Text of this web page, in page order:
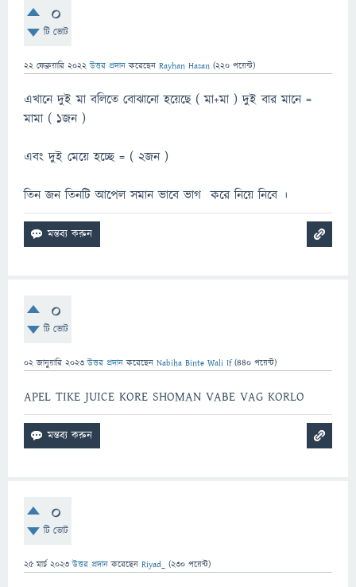
0
টি ভোট
22 ফেব্রুয়ারি 2022 উত্তর প্রদান করেছেন Rayhan Hasan (220 পয়েন্ট)
এখানে দুই মা বলিতে বোঝানো হয়েছে ( মা+মা ) দুই বার মানে =
মামা ( ১জন )
এবং দুই মেয়ে হচ্ছে = ( ২জন )
তিন জন তিনটি আপেল সমান ভাবে ভাগ করে নিয়ে নিবে ।
0
টি ভোট
02 জানুয়ারি 2023 উত্তর প্রদান করেছেন Nabiha Binte Wali If (440 পয়েন্ট)
APEL TIKE JUICE KORE SHOMAN VABE VAG KORLO
0
টি ভোট
25 মার্চ 2023 উত্তর প্রদান করেছেন Riyad_ (230 পয়েন্ট)